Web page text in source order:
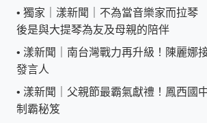
• 獨家｜漾新聞｜不為當音樂家而拉琴
後是與大提琴為友及母親的陪伴
• 漾新聞｜南台灣戰力再升級！陳麗娜
發言人
• 漾新聞｜父親節最霸氣獻禮！鳳西國
制霸秘笈